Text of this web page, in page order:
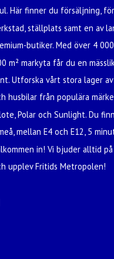
Här finner du försäljning,
ställplats samt en av
butiker. Med över 4
m² markyta får du en
Utforska vårt stora lager av
husbilar från populära
Polar och Sunlight. Du
mellan E4 och E12, 5
in! Vi bjuder alltid
upplev Fritids Metropolen!